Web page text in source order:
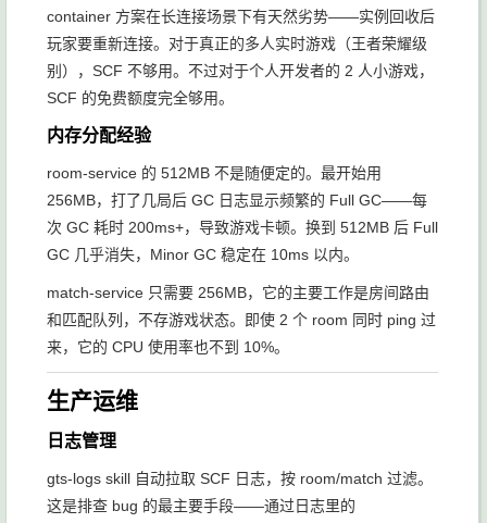
container 方案在长连接场景下有天然劣势——实例回收后
玩家要重新连接。对于真正的多人实时游戏（王者荣耀级
别），SCF 不够用。不过对于个人开发者的 2 人小游戏，
SCF 的免费额度完全够用。
内存分配经验
room-service 的 512MB 不是随便定的。最开始用
256MB，打了几局后 GC 日志显示频繁的 Full GC——每
次 GC 耗时 200ms+，导致游戏卡顿。换到 512MB 后 Full
GC 几乎消失，Minor GC 稳定在 10ms 以内。
match-service 只需要 256MB，它的主要工作是房间路由
和匹配队列，不存游戏状态。即使 2 个 room 同时 ping 过
来，它的 CPU 使用率也不到 10%。
生产运维
日志管理
gts-logs skill 自动拉取 SCF 日志，按 room/match 过滤。
这是排查 bug 的最主要手段——通过日志里的